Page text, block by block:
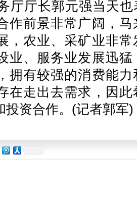
厅厅长郭元强当天
作前景非常广阔，
，农业、采矿业非
业、服务业发展迅
拥有较强的消费能
在走出去需求，因
投资合作。(记者郭军)